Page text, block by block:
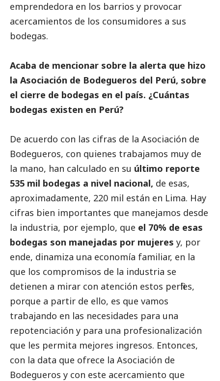
emprendedora en los barrios y provocar
acercamientos de los consumidores a sus
bodegas.
Acaba de mencionar sobre la alerta que hizo
la Asociación de Bodegueros del Perú, sobre
el cierre de bodegas en el país. ¿Cuántas
bodegas existen en Perú?
De acuerdo con las cifras de la Asociación de
Bodegueros, con quienes trabajamos muy de
la mano, han calculado en su último reporte
535 mil bodegas a nivel nacional, de esas,
aproximadamente, 220 mil están en Lima. Hay
cifras bien importantes que manejamos desde
la industria, por ejemplo, que el 70% de esas
bodegas son manejadas por mujeres y, por
ende, dinamiza una economía familiar, en la
que los compromisos de la industria se
detienen a mirar con atención estos perfiles,
porque a partir de ello, es que vamos
trabajando en las necesidades para una
repotenciación y para una profesionalización
que les permita mejores ingresos. Entonces,
con la data que ofrece la Asociación de
Bodegueros y con este acercamiento que